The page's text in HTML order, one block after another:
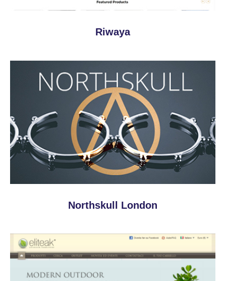
Riwaya
Northskull London